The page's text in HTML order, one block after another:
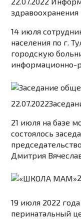
здравоохранения
14 июля
населения по г.
городскую
информационно-
22.07.2022
21 июля на базе
состоялось
Дмитрия
19 июля 2022
перинатальный